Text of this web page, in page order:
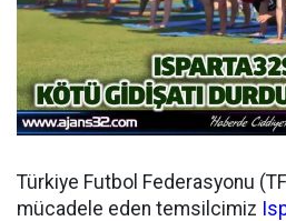
Türkiye Futbol Federasyonu
mücadele eden temsilcimiz